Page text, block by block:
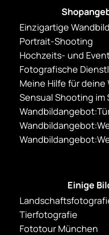
Einzigartige
Portrait-Shooting
Hochzeits- und
Fotografische
Meine Hilfe für deine
Sensual Shooting im
Einige
Tierfotografie
Fototour München